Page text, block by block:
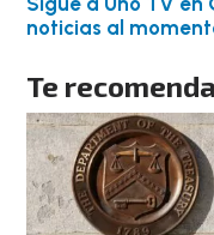
noticias al
Te